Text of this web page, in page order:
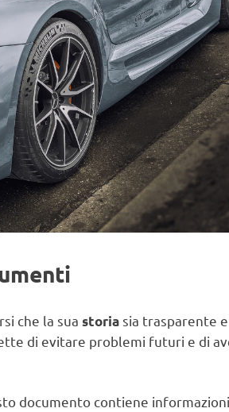
che la sua storia sia trasparente
di evitare problemi futuri e di
documento contiene informazioni